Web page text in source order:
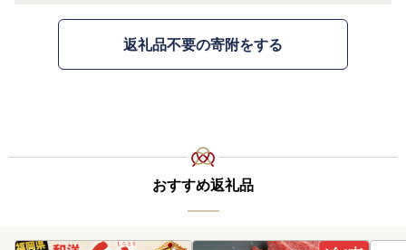
返礼品不要の寄附をする
おすすめ返礼品